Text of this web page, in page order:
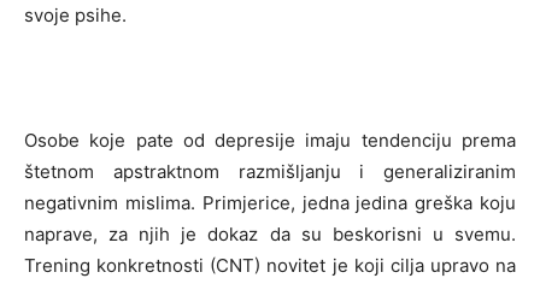
svoje psihe.
Osobe koje pate od depresije imaju tendenciju prema
štetnom apstraktnom razmišljanju i generaliziranim
negativnim mislima. Primjerice, jedna jedina greška koju
naprave, za njih je dokaz da su beskorisni u svemu.
Trening konkretnosti (CNT) novitet je koji cilja upravo na